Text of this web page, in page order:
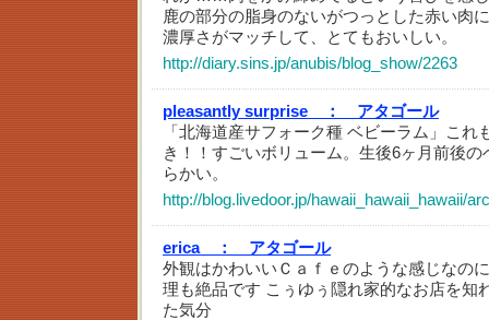
鹿の部分の脂身のないがつっとした赤い肉
濃厚さがマッチして、とてもおいしい。
http://diary.sins.jp/anubis/blog_show/2263
pleasantly surprise ：
アタゴール
「北海道産サフォーク種 ベビーラム」これ
き！！すごいボリューム。生後6ヶ月前後
らかい。
http://blog.livedoor.jp/hawaii_hawaii_hawaii/
erica ：
アタゴール
外観はかわいいＣａｆｅのような感じなの
理も絶品です こぅゆぅ隠れ家的なお店を知
た気分